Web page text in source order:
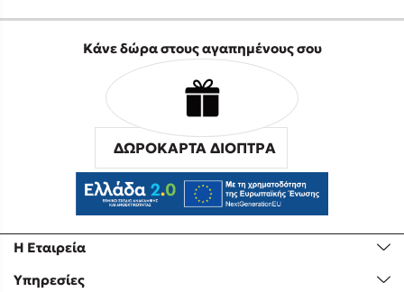
Η Εταιρεία
Υπηρεσίες
Κάνε δώρα στους αγαπημένους σου
ΔΩΡΟΚΑΡΤΑ ΔΙΟΠΤΡΑ